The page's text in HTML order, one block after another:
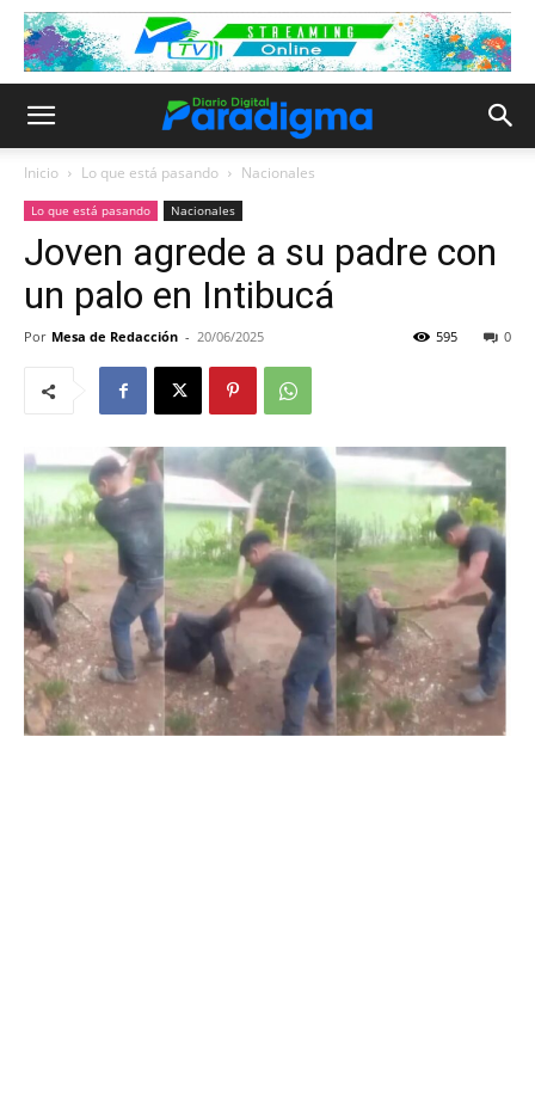
Inicio Lo que está pasando Nacionales
Lo que está pasando Nacionales
Joven agrede a su padre con
un palo en Intibucá
Por Mesa de Redacción - 20/06/2025 0
595